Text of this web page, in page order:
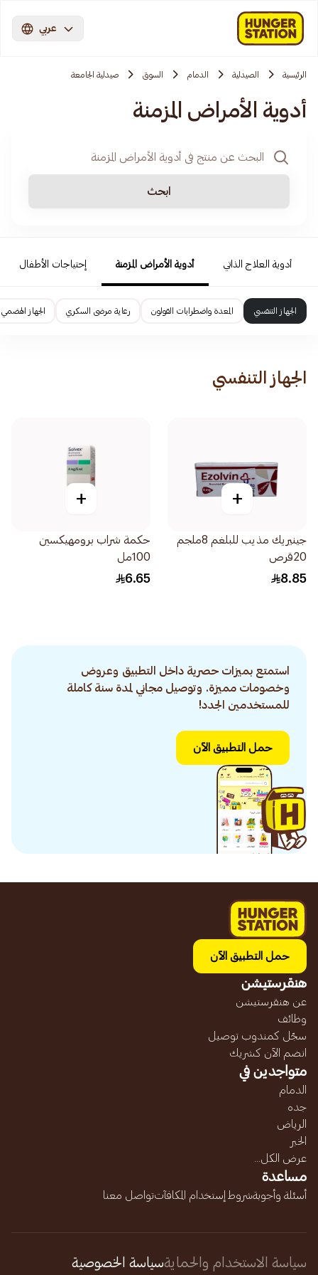
عربي
الرئيسية الصيدلية الدمام السوق صيدلية الجامعة
أدوية الأمراض المزمنة
ابحث
أدوية العلاج الذاتي أدوية الأمراض المزمنة إحتياجات الأطفال
الجهاز التنفسي المعدة واضطرابات القولون رعاية مرضى السكري الجهاز الهضمي
الجهاز التنفسي
+
جينيريك مذيب للبلغم 8ملجم
20قرص
8.85
+
حكمة شراب برومهيكسين
100مل
6.65
استمتع بميزات حصرية داخل التطبيق وعروض
وخصومات مميزة. وتوصيل مجاني لمدة سنة كاملة
للمستخدمين الجدد!
حمل التطبيق الآن
حمل التطبيق الآن
هنقرستيشن
عن هنقرستيشن
وظائف
سجّل كمندوب توصيل
انضم الآن كشريك
متواجدين في
الدمام
جده
الرياض
الخبر
عرض الكل...
مساعدة
أسئلة وأجوبةشروط إستخدام المكافآتتواصل معنا
سياسة الاستخدام والحمايةسياسة الخصوصية